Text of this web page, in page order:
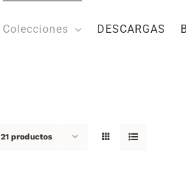
Colecciones DESCARGAS
21 productos